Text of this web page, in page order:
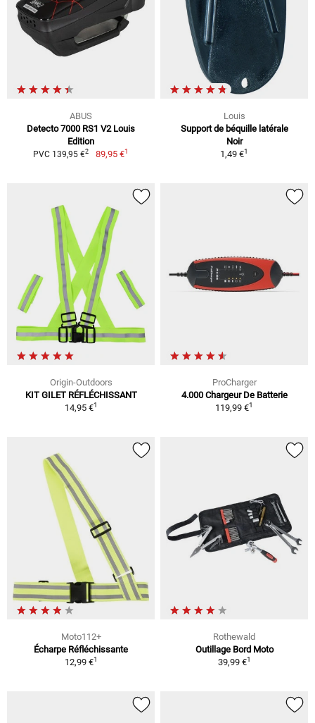
ABUS
Detecto 7000 RS1 V2 Louis
Edition
PVC 139,95 €2 89,95 €1
Louis
Support de béquille latérale
Noir
1,49 €1
Origin-Outdoors
KIT GILET RÉFLÉCHISSANT
14,95 €1
ProCharger
4.000 Chargeur De Batterie
119,99 €1
Moto112+
Écharpe Réfléchissante
12,99 €1
Rothewald
Outillage Bord Moto
39,99 €1